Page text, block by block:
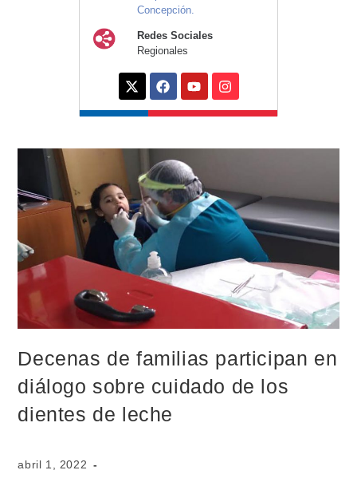
Concepción.
Redes Sociales
Regionales
Decenas de familias participan en
diálogo sobre cuidado de los
dientes de leche
abril 1, 2022